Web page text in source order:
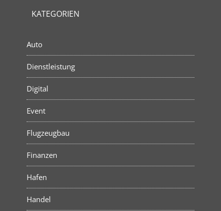
KATEGORIEN
Auto
Dienstleistung
Digital
Event
Flugzeugbau
Finanzen
Hafen
Handel